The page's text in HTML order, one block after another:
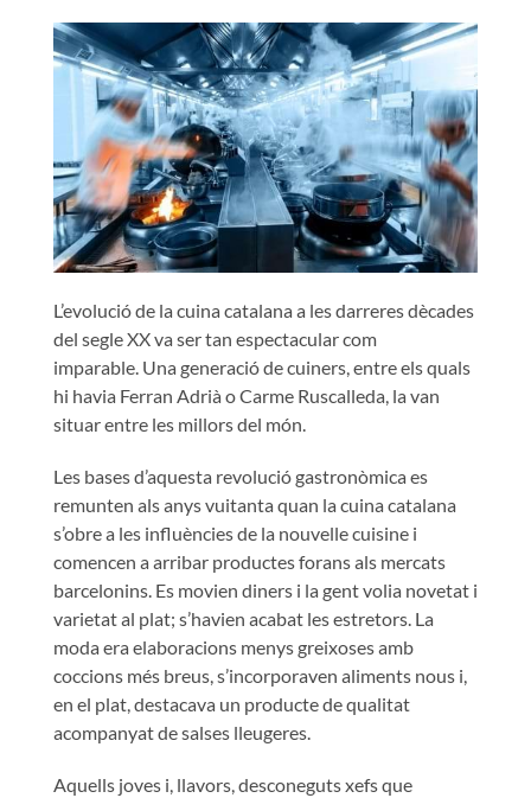
L’evolució de la cuina catalana a les darreres dècades
del segle XX va ser tan espectacular com
imparable. Una generació de cuiners, entre els quals
hi havia Ferran Adrià o Carme Ruscalleda, la van
situar entre les millors del món.
Les bases d’aquesta revolució gastronòmica es
remunten als anys vuitanta quan la cuina catalana
s’obre a les influències de la nouvelle cuisine i
comencen a arribar productes forans als mercats
barcelonins. Es movien diners i la gent volia novetat i
varietat al plat; s’havien acabat les estretors. La
moda era elaboracions menys greixoses amb
coccions més breus, s’incorporaven aliments nous i,
en el plat, destacava un producte de qualitat
acompanyat de salses lleugeres.
Aquells joves i, llavors, desconeguts xefs que